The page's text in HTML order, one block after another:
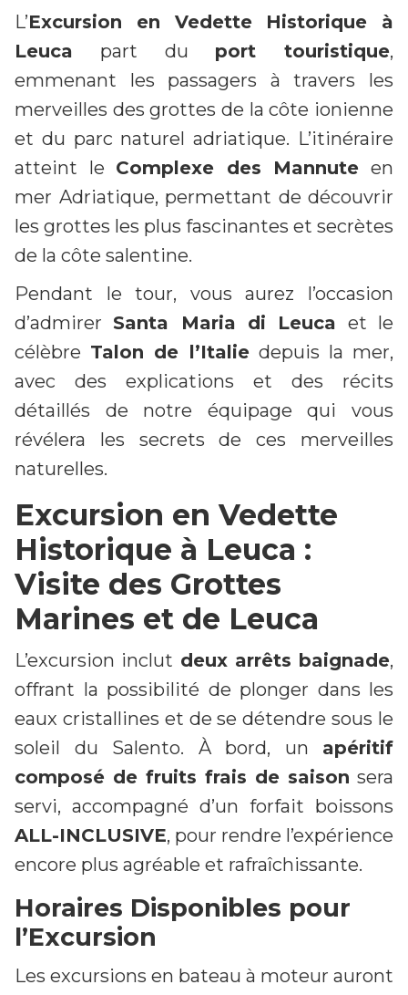
L’Excursion en Vedette Historique à
Leuca part du port touristique,
emmenant les passagers à travers les
merveilles des grottes de la côte ionienne
et du parc naturel adriatique. L’itinéraire
atteint le Complexe des Mannute en
mer Adriatique, permettant de découvrir
les grottes les plus fascinantes et secrètes
de la côte salentine.
Pendant le tour, vous aurez l’occasion
d’admirer Santa Maria di Leuca et le
célèbre Talon de l’Italiedepuis la mer,
avec des explications et des récits
détaillés de notre équipage qui vous
révélera les secrets de ces merveilles
naturelles.
Excursion en Vedette
Historique à Leuca :
Visite des Grottes
Marines et de Leuca
L’excursion inclut deux arrêts baignade,
offrant la possibilité de plonger dans les
eaux cristallines et de se détendre sous le
soleil du Salento. À bord, un apéritif
composé de fruits frais de saison sera
servi, accompagné d’un forfait boissons
ALL-INCLUSIVE, pour rendre l’expérience
encore plus agréable et rafraîchissante.
Horaires Disponibles pour
l’Excursion
Les excursions en bateau à moteur auront